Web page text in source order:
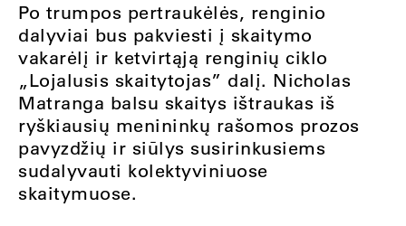
Po trumpos pertraukėlės, renginio
dalyviai bus pakviesti į skaitymo
vakarėlį ir ketvirtąją renginių ciklo
„Lojalusis skaitytojas” dalį. Nicholas
Matranga balsu skaitys ištraukas iš
ryškiausių menininkų rašomos prozos
pavyzdžių ir siūlys susirinkusiems
sudalyvauti kolektyviniuose
skaitymuose.